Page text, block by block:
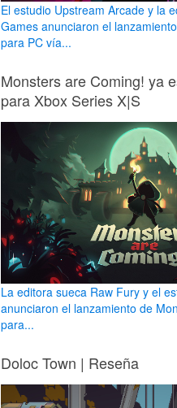
El estudio Upstream Arcade y la
Games anunciaron el
para PC vía...
Monsters are Coming! ya
para Xbox Series X|S
La editora sueca Raw Fury y el
anunciaron el lanzamiento de
para...
Doloc Town | Reseña